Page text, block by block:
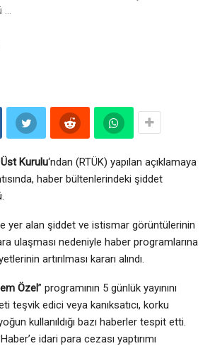
…
Kurulu‘ndan (RTÜK) yapılan açıklamaya
haber bültenlerindeki şiddet
yer alan şiddet ve istismar görüntülerinin
ulaşması nedeniyle haber programlarına
artırılması kararı alındı.
Özel” programının 5 günlük yayınını
teşvik edici veya kanıksatıcı, korku
kullanıldığı bazı haberler tespit etti.
idari para cezası yaptırımı